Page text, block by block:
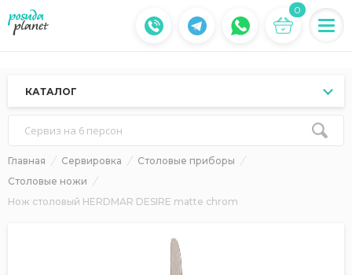
0
КАТАЛОГ
Сервиз на 6 персон
Главная Сервировка
Столовые приборы
Столовые ножи
Нож столовый HERDMAR DESIRE matte chrom